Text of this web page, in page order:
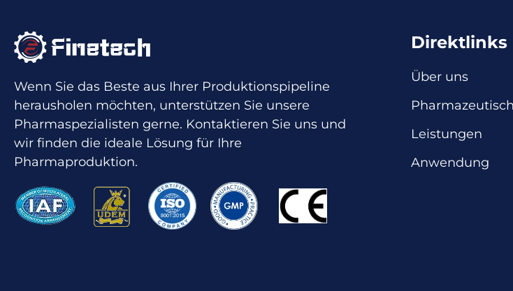
Wenn Sie das Beste aus Ihrer Produktionspipeline
herausholen möchten, unterstützen Sie unsere
Pharmaspezialisten gerne. Kontaktieren Sie uns und
wir finden die ideale Lösung für Ihre
Pharmaproduktion.
Direktlinks
Über uns
Leistungen
Anwendung